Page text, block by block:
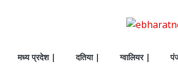
मध्य प्रदेश | दतिया | ग्वालियर |